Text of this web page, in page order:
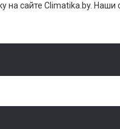
на сайте Climatika.by.